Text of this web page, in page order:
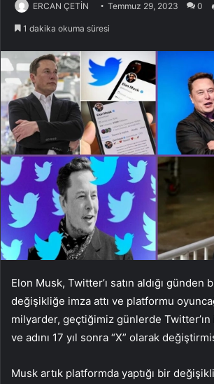
ERCAN ÇETİN Temmuz 29, 2023 0
1 dakika okuma süresi
Elon Musk, Twitter’ı satın aldığı günden
değişikliğe imza attı ve platformu
milyarder, geçtiğimiz günlerde
ve adını 17 yıl sonra “X” olarak
Musk artık platformda yaptığı bir